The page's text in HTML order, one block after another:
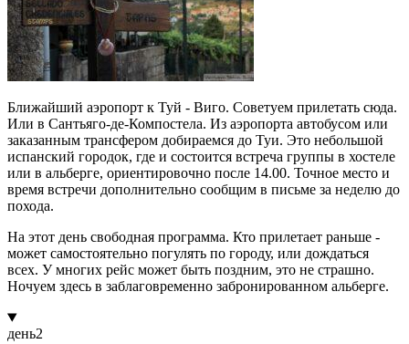
Ближайший аэропорт к Туй - Виго. Советуем прилетать сюда.
Или в Сантьяго-де-Компостела. Из аэропорта автобусом или
заказанным трансфером добираемся до Туи. Это небольшой
испанский городок, где и состоится встреча группы в хостеле
или в альберге, ориентировочно после 14.00. Точное место и
время встречи дополнительно сообщим в письме за неделю до
похода.
На этот день свободная программа. Кто прилетает раньше -
может самостоятельно погулять по городу, или дождаться
всех. У многих рейс может быть поздним, это не страшно.
Ночуем здесь в заблаговременно забронированном альберге.
день2